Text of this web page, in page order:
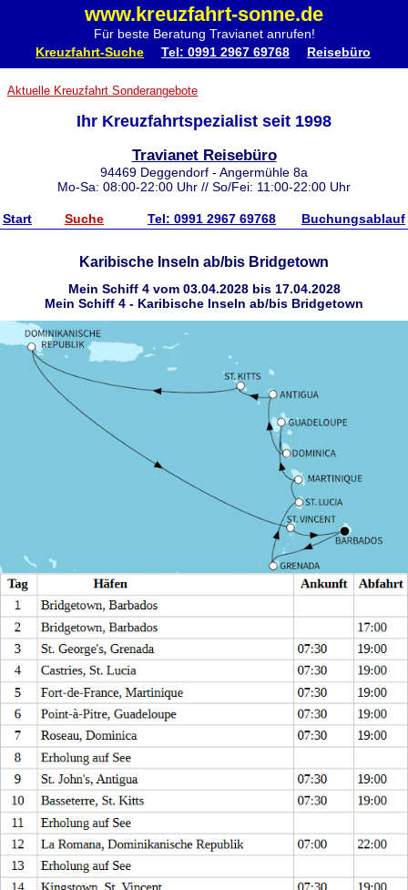
www.kreuzfahrt-sonne.de
Für beste Beratung Travianet anrufen!
Kreuzfahrt-Suche Tel: 0991 2967 69768 Reisebüro
Aktuelle Kreuzfahrt Sonderangebote
Ihr Kreuzfahrtspezialist seit 1998
Travianet Reisebüro
94469 Deggendorf - Angermühle 8a
Mo-Sa: 08:00-22:00 Uhr // So/Fei: 11:00-22:00 Uhr
Start Suche Tel: 0991 2967 69768 Buchungsablauf
Karibische Inseln ab/bis Bridgetown
Mein Schiff 4 vom 03.04.2028 bis 17.04.2028
Mein Schiff 4 - Karibische Inseln ab/bis Bridgetown